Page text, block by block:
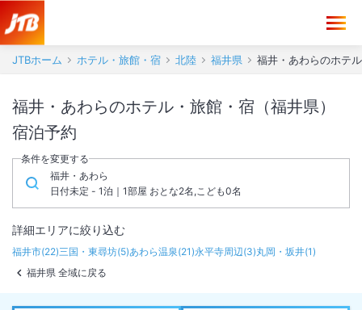
JTBホーム ホテル・旅館・宿 北陸 福井県 福井・あわらのホテ
福井・あわらのホテル・旅館・宿（福井県）
宿泊予約
条件を変更する
福井・あわら
日付未定 - 1泊｜1部屋 おとな2名,こども0名
詳細エリアに絞り込む
福井市(22)三国・東尋坊(5)あわら温泉(21)永平寺周辺(3)丸岡・坂井(1)
福井県 全域に戻る